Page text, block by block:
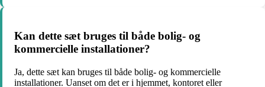
Kan dette sæt bruges til både bolig- og
kommercielle installationer?
Ja, dette sæt kan bruges til både bolig- og kommercielle
installationer. Uanset om det er i hjemmet, kontoret eller